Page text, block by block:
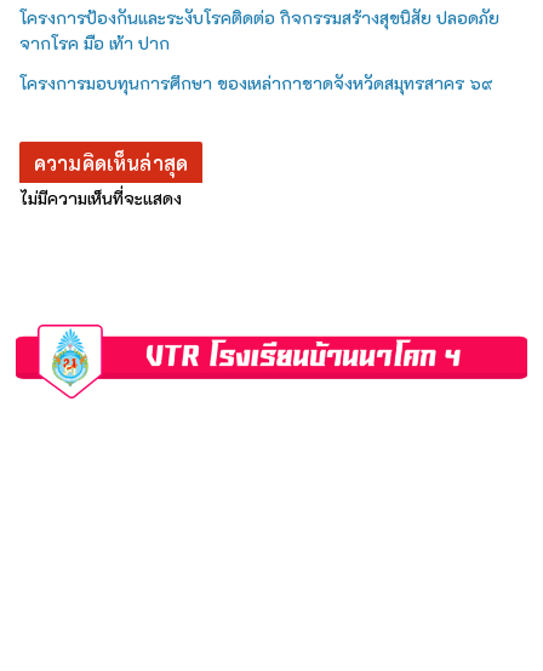
โครงการป้องกันและระงับโรคติดต่อ กิจกรรมสร้างสุขนิสัย ปลอดภัย
จากโรค มือ เท้า ปาก
โครงการมอบทุนการศึกษา ของเหล่ากาชาดจังหวัดสมุทรสาคร ๖๙
ความคิดเห็นล่าสุด
ไม่มีความเห็นที่จะแสดง